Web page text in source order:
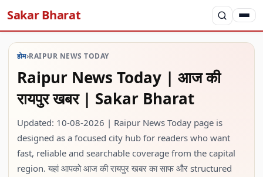
Sakar Bharat
होम›RAIPUR NEWS TODAY
Raipur News Today | आज की
रायपुर खबर | Sakar Bharat
Updated: 10-08-2026 | Raipur News Today page is
designed as a focused city hub for readers who want
fast, reliable and searchable coverage from the capital
region. यहां आपको आज की रायपुर खबर का साफ और structured